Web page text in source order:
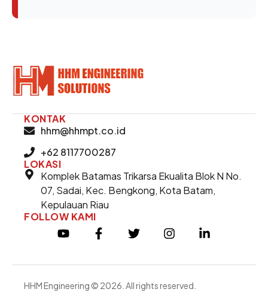
KONTAK
hhm@hhmpt.co.id
+62 8117700287
LOKASI
Komplek Batamas Trikarsa Ekualita Blok N No.
07, Sadai, Kec. Bengkong, Kota Batam,
Kepulauan Riau
FOLLOW KAMI
HHM Engineering © 2026. All rights reserved.